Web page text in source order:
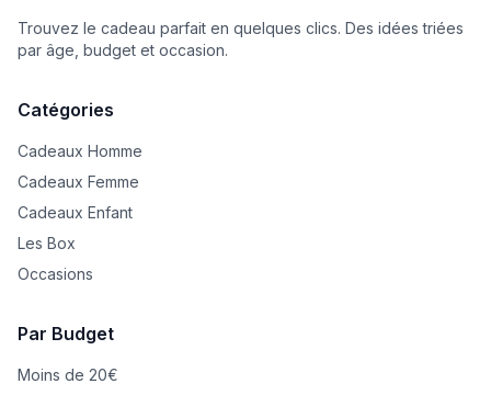
Trouvez le cadeau parfait en quelques clics. Des idées triées
par âge, budget et occasion.
Catégories
Cadeaux Homme
Cadeaux Femme
Cadeaux Enfant
Les Box
Occasions
Par Budget
Moins de 20€